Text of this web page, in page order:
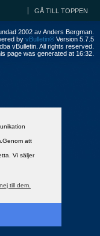
att
Vi säljer
till dem.
GÅ TILL TOPPEN
2002 av Anders Bergman.
by vBulletin® Version 5.7.5
vBulletin. All rights reserved.
page was generated at 16:32.